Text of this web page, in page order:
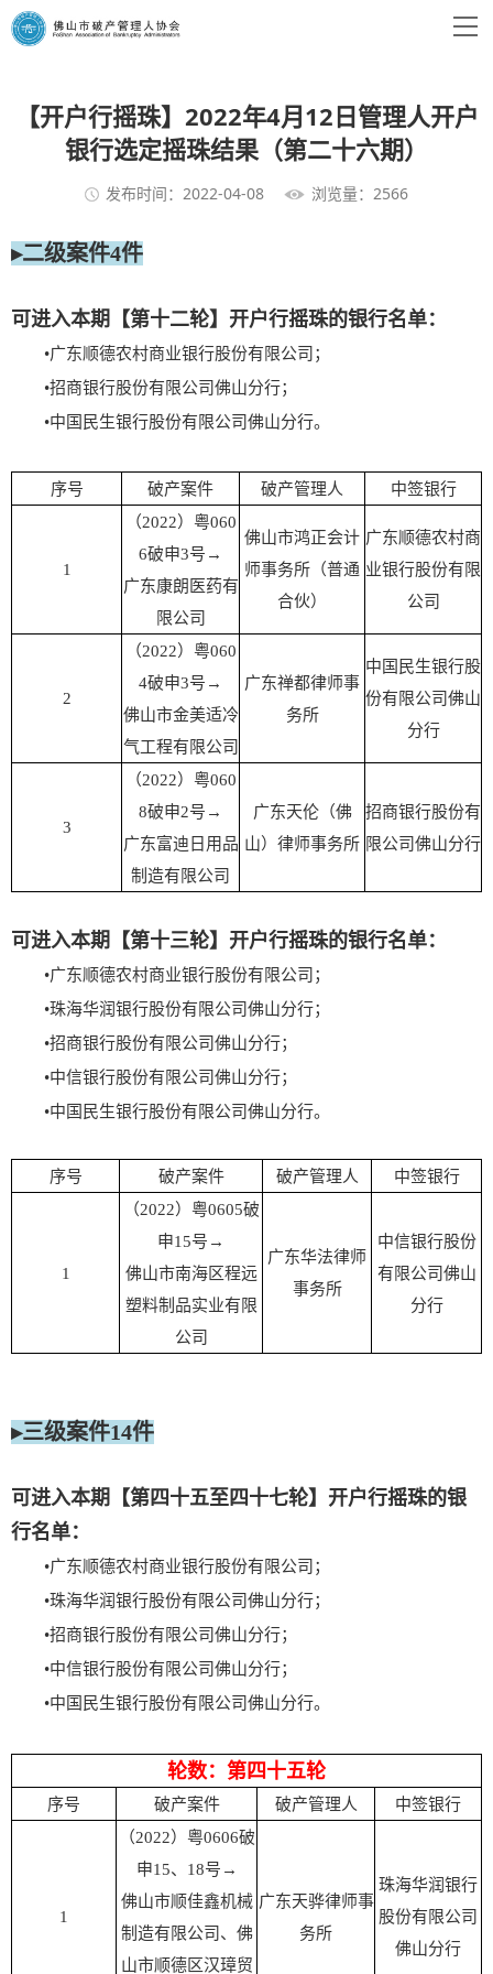
【开户行摇珠】2022年4月12日管理人开户
银行选定摇珠结果（第二十六期）
发布时间：2022-04-08 浏览量：2566
▸二级案件4件
可进入本期【第十二轮】开户行摇珠的银行名单：
•广东顺德农村商业银行股份有限公司；
•招商银行股份有限公司佛山分行；
•中国民生银行股份有限公司佛山分行。
序号 破产案件 破产管理人 中签银行
1
（2022）粤060
6破申3号→
广东康朗医药有
限公司
佛山市鸿正会计
师事务所（普通
合伙）
广东顺德农村商
业银行股份有限
公司
2
（2022）粤060
4破申3号→
佛山市金美适冷
气工程有限公司
广东禅都律师事
务所
中国民生银行股
份有限公司佛山
分行
3
（2022）粤060
8破申2号→
广东富迪日用品
制造有限公司
广东天伦（佛
山）律师事务所
招商银行股份有
限公司佛山分行
可进入本期【第十三轮】开户行摇珠的银行名单：
•广东顺德农村商业银行股份有限公司；
•珠海华润银行股份有限公司佛山分行；
•招商银行股份有限公司佛山分行；
•中信银行股份有限公司佛山分行；
•中国民生银行股份有限公司佛山分行。
序号 破产案件 破产管理人 中签银行
1
（2022）粤0605破
申15号 →
佛山市南海区程远
塑料制品实业有限
公司
广东华法律师
事务所
中信银行股份
有限公司佛山
分行
▸三级案件14件
可进入本期【第四十五至四十七轮】开户行摇珠的银
行名单：
•广东顺德农村商业银行股份有限公司；
•珠海华润银行股份有限公司佛山分行；
•招商银行股份有限公司佛山分行；
•中信银行股份有限公司佛山分行；
•中国民生银行股份有限公司佛山分行。
轮数：第四十五轮
序号 破产案件 破产管理人 中签银行
1
（2022）粤0606破
申15、18号→
佛山市顺佳鑫机械
制造有限公司、佛
山市顺德区汉璋贸
广东天骅律师事
务所
珠海华润银行
股份有限公司
佛山分行